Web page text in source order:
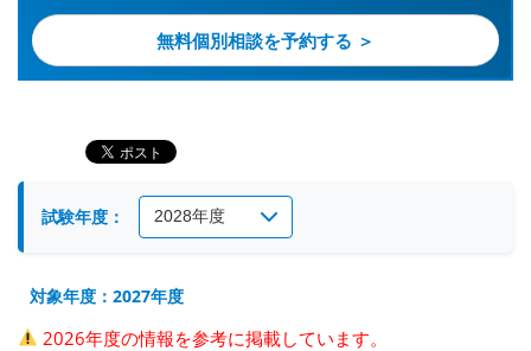
無料個別相談を予約する ＞
試験年度：
対象年度：2027年度
2026年度の情報を参考に掲載しています。